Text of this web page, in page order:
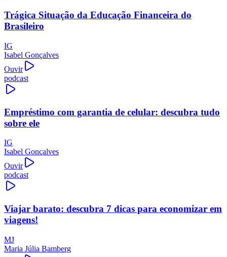
Trágica Situação da Educação Financeira do
Brasileiro
IG
Isabel Gonçalves
Ouvir
podcast
Empréstimo com garantia de celular: descubra tudo
sobre ele
IG
Isabel Gonçalves
Ouvir
podcast
Viajar barato: descubra 7 dicas para economizar em
viagens!
MJ
Maria Júlia Bamberg